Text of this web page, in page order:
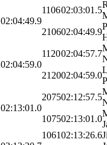
02:04:49.9
110602:03:01.5
210602:04:49.9
02:04:59.0
112002:04:57.7
212002:04:59.0
02:13:01.0
207502:12:57.5
107502:13:01.0
106102:13:26.6